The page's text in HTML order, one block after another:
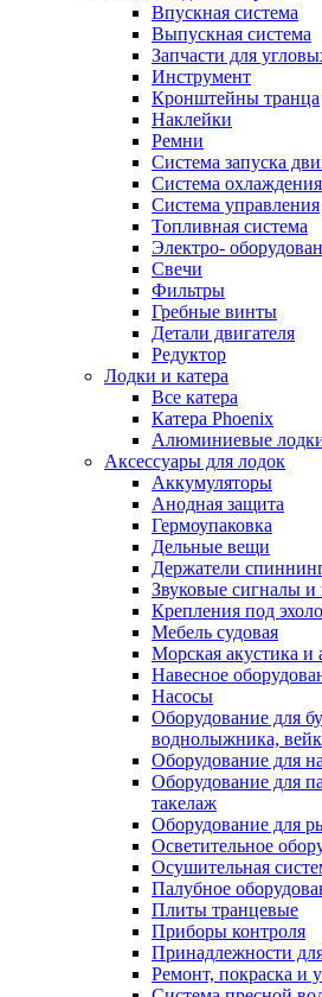
Впускная система
Выпускная система
Запчасти для
Инструмент
Кронштейны транца
Наклейки
Ремни
Система запуска
Система охлаждения
Система управления
Топливная система
Электро-
Свечи
Фильтры
Гребные винты
Детали двигателя
Редуктор
Лодки и катера
Все катера
Катера Phoenix
Алюминиевые
Аксессуары для лодок
Аккумуляторы
Анодная защита
Гермоупаковка
Дельные вещи
Держатели
Звуковые сигналы
Крепления под
Мебель судовая
Морская акустика и
Навесное
Насосы
Оборудование для
воднолыжника,
Оборудование для
Оборудование для
такелаж
Оборудование для
Осветительное
Осушительная
Палубное
Плиты транцевые
Приборы контроля
Принадлежности
Ремонт, покраска и